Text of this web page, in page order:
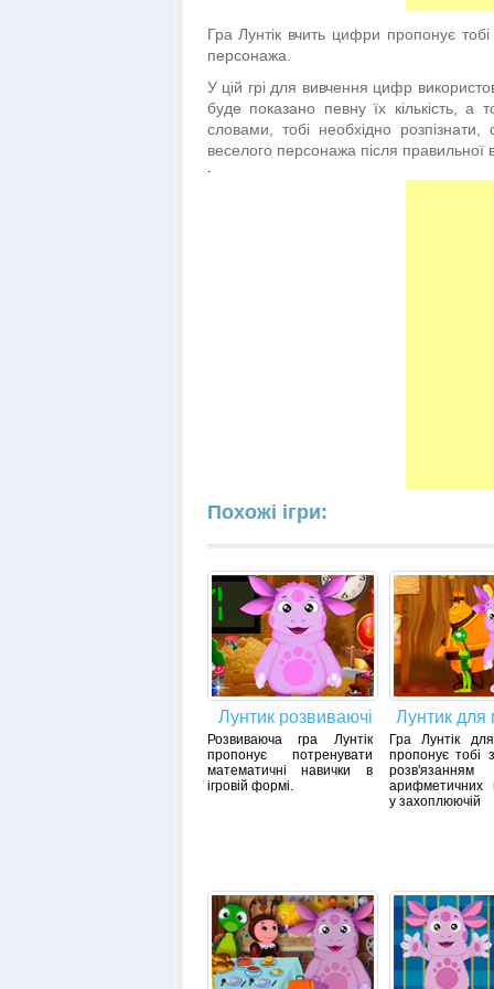
Гра Лунтік вчить цифри пропонує
персонажа.
У цій грі для вивчення цифр
буде показано певну їх кількість, а
словами, тобі необхідно
веселого персонажа після правильної
.
Похожі ігри:
Лунтик розвиваючі
Розвиваюча гра Лунтік
пропонує потренувати
математичні навички в
ігровій формі.
Лунтик для
Гра Лунтік
пропонує тобі
розв'язанням
арифметичних
у захоплюючій